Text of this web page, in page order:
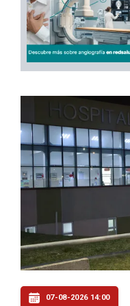
07-08-2026 14:00